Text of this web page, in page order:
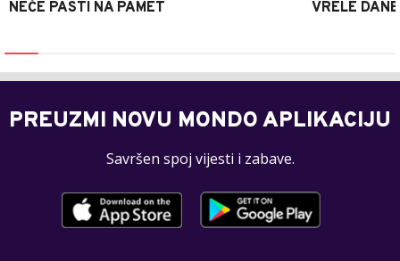
NEĆE PASTI NA PAMET
VRELE DANE
PREUZMI NOVU MONDO APLIKACIJU
Savršen spoj vijesti i zabave.